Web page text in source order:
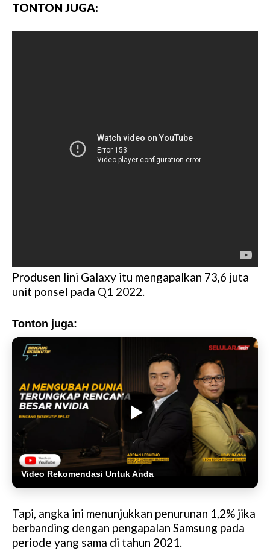
TONTON JUGA:
Produsen lini Galaxy itu mengapalkan 73,6 juta
unit ponsel pada Q1 2022.
Tonton juga:
Video Rekomendasi Untuk Anda
Tapi, angka ini menunjukkan penurunan 1,2% jika
berbanding dengan pengapalan Samsung pada
periode yang sama di tahun 2021.